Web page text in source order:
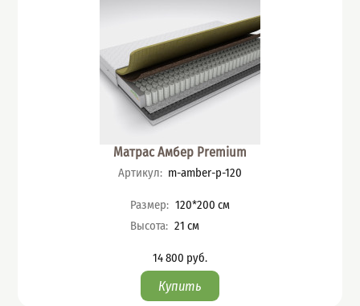
Матрас Амбер Premium
Артикул: m-amber-p-120
Характеристики
Размер: 120*200 см
Высота: 21 см
Цена
14 800 руб.